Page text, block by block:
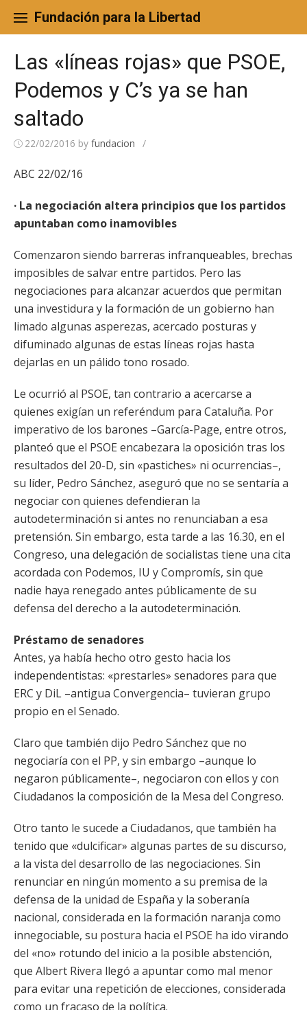
content
Fundación para la Libertad
Las «líneas rojas» que PSOE,
Podemos y C’s ya se han
saltado
22/02/2016 by fundacion /
ABC 22/02/16
· La negociación altera principios que los partidos
apuntaban como inamovibles
Comenzaron siendo barreras infranqueables, brechas
imposibles de salvar entre partidos. Pero las
negociaciones para alcanzar acuerdos que permitan
una investidura y la formación de un gobierno han
limado algunas asperezas, acercado posturas y
difuminado algunas de estas líneas rojas hasta
dejarlas en un pálido tono rosado.
Le ocurrió al PSOE, tan contrario a acercarse a
quienes exigían un referéndum para Cataluña. Por
imperativo de los barones –García-Page, entre otros,
planteó que el PSOE encabezara la oposición tras los
resultados del 20-D, sin «pastiches» ni ocurrencias–,
su líder, Pedro Sánchez, aseguró que no se sentaría a
negociar con quienes defendieran la
autodeterminación si antes no renunciaban a esa
pretensión. Sin embargo, esta tarde a las 16.30, en el
Congreso, una delegación de socialistas tiene una cita
acordada con Podemos, IU y Compromís, sin que
nadie haya renegado antes públicamente de su
defensa del derecho a la autodeterminación.
Préstamo de senadores
Antes, ya había hecho otro gesto hacia los
independentistas: «prestarles» senadores para que
ERC y DiL –antigua Convergencia– tuvieran grupo
propio en el Senado.
Claro que también dijo Pedro Sánchez que no
negociaría con el PP, y sin embargo –aunque lo
negaron públicamente–, negociaron con ellos y con
Ciudadanos la composición de la Mesa del Congreso.
Otro tanto le sucede a Ciudadanos, que también ha
tenido que «dulcificar» algunas partes de su discurso,
a la vista del desarrollo de las negociaciones. Sin
renunciar en ningún momento a su premisa de la
defensa de la unidad de España y la soberanía
nacional, considerada en la formación naranja como
innegociable, su postura hacia el PSOE ha ido virando
del «no» rotundo del inicio a la posible abstención,
que Albert Rivera llegó a apuntar como mal menor
para evitar una repetición de elecciones, considerada
como un fracaso de la política.